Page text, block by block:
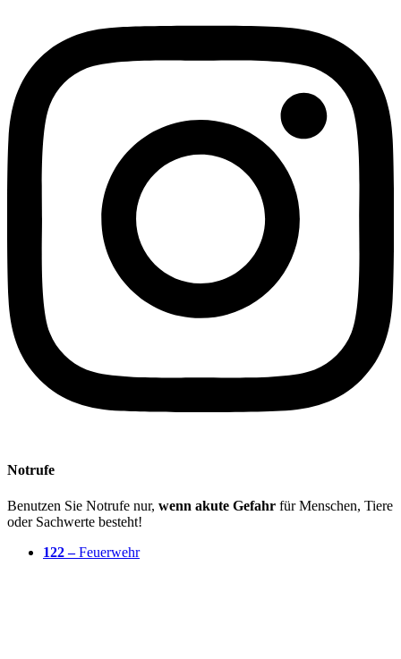
Notrufe
Benutzen Sie Notrufe nur, wenn akute Gefahr für Menschen, Tiere
oder Sachwerte besteht!
122 –Feuerwehr